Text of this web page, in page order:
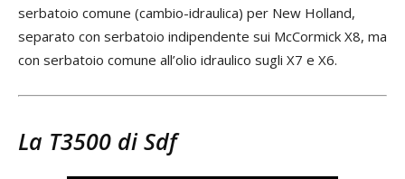
serbatoio comune (cambio-idraulica) per New Holland,
separato con serbatoio indipendente sui McCormick X8, ma
con serbatoio comune all’olio idraulico sugli X7 e X6.
La T3500 di Sdf